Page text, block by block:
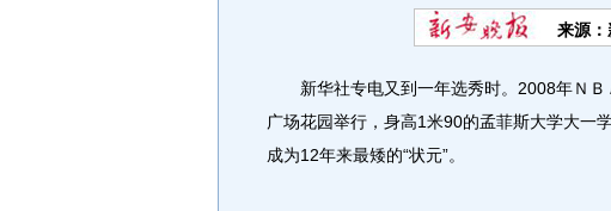
来源
新华社专电又到一年选秀时。2008年ＮＢ
广场花园举行，身高1米90的孟菲斯大学大一
成为12年来最矮的“状元”。